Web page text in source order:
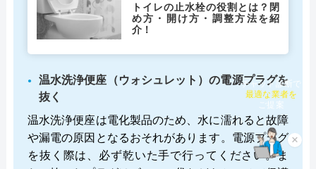
トイレの止水栓の役割とは？閉
め方・開け方・調整方法を紹
介！
温水洗浄便座（ウォシュレット）の電源プラグを
抜く
温水洗浄便座は電化製品のため、水に濡れると故障
や漏電の原因となるおそれがあります。電源プラグ
を抜く際は、必ず乾いた手で行ってください。ま
×
チャット診断で
最適な業者を
ご提案